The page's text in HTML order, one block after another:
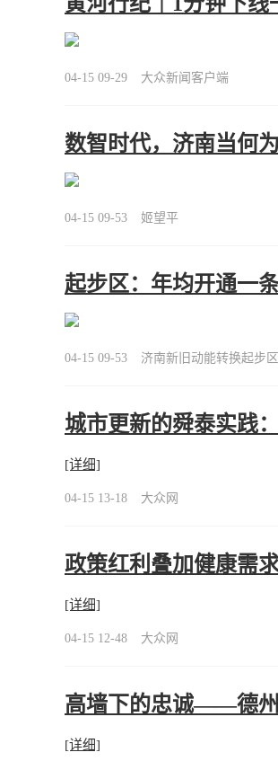
04-15 09-29 大众新闻客户端
数智时代，济南当何为
04-15 09-53 姬望平
起步区：年均开通一
04-15 09-53 济南新旧动能转换起步区
城市更新的舜泰实践
[详细]
04-15 13-18 大众网
政策红利叠加健康需
[详细]
04-15 12-48 大众网
高墙下的忠诚——德州
[详细]